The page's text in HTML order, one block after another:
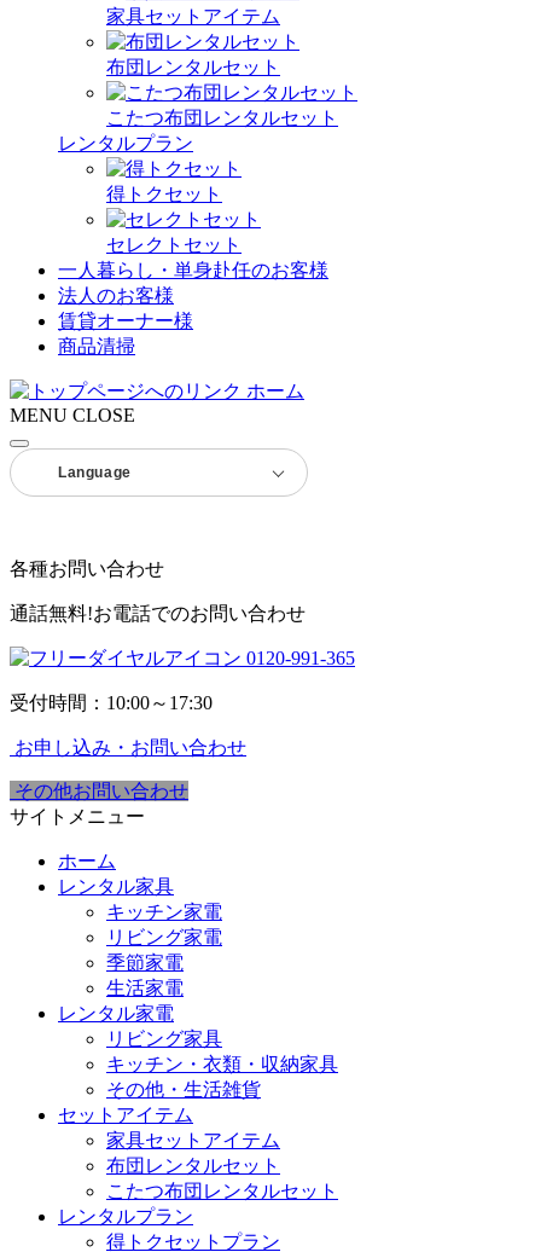
家具セットアイテム
布団レンタルセット
こたつ布団レンタルセット
レンタルプラン
得トクセット
セレクトセット
一人暮らし・単身赴任のお客様
法人のお客様
賃貸オーナー様
商品清掃
ホーム
MENU CLOSE
Language
各種お問い合わせ
通話無料!お電話でのお問い合わせ
0120-991-365
受付時間：10:00～17:30
お申し込み・お問い合わせ
その他お問い合わせ
サイトメニュー
ホーム
レンタル家具
キッチン家電
リビング家電
季節家電
生活家電
レンタル家電
リビング家具
キッチン・衣類・収納家具
その他・生活雑貨
セットアイテム
家具セットアイテム
布団レンタルセット
こたつ布団レンタルセット
レンタルプラン
得トクセットプラン